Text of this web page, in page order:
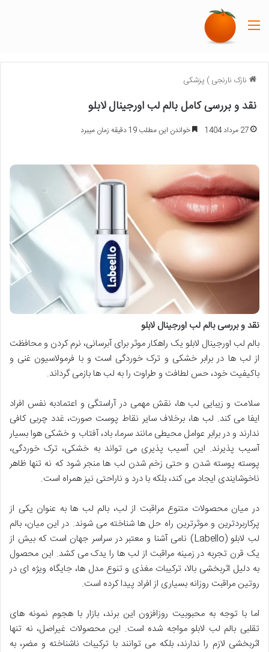
نازک نارنجی) پزشکی
نقد و بررسی کامل بالم لب اورجینال لابلو
27 مرداد 1404 خواندن این مطلب 19 دقیقه زمان میبرد
نقد و بررسی بالم لب اورجینال لابلو
بالم لب اورجینال لابلو یک راهکار موثر برای آبرسانی، نرم کردن و محافظت
از لب ها در برابر خشکی و ترک خوردگی است و با فرمولاسیون غنی و
باکیفیت خود، حس لطافت و طراوت را به لب ها بازمی گرداند.
سلامت و زیبایی لب ها، نقش مهمی در آراستگی و اعتمادبه نفس افراد
ایفا می کند. لب ها، برخلاف سایر نقاط پوست صورت، غدد چربی کافی
ندارند و در برابر عوامل محیطی مانند سرما، باد، آفتاب و خشکی هوا بسیار
آسیب پذیرند. این آسیب پذیری می تواند به خشکی، ترک خوردگی،
پوسته پوسته شدن و حتی زخم شدن لب ها منجر شود که نه تنها ظاهر
ناخوشایندی ایجاد می کند، بلکه با درد و ناراحتی نیز همراه است.
در میان محصولات متنوع مراقبت از لب، بالم لب ها به عنوان یکی از
پرکاربردترین و موثرترین راه حل ها شناخته می شوند. در این میان، بالم
لب لابلو (Labello) نامی آشنا و معتبر در سراسر جهان است که بیش از
یک قرن تجربه در زمینه مراقبت از لب ها را یدک می کشد. این محصول
به دلیل اثربخشی بالا، ترکیبات مغذی و تنوع مدل ها، جایگاه ویژه ای در
روتین مراقبت روزانه بسیاری از افراد پیدا کرده است.
اما با توجه به محبوبیت روزافزون این برند، بازار با هجوم نمونه های
تقلبی بالم لب لابلو مواجه شده است. این محصولات غیراصل، نه تنها
اثربخشی لازم را ندارند، بلکه می توانند با ترکیبات ناشناخته و مضر، به